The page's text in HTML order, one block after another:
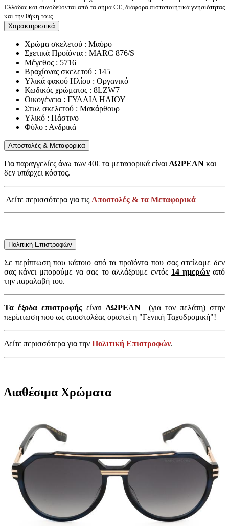
Ελλάδας και συνοδεύονται από τα σήμα CE, διάφορα πιστοποιητικά γνησιότητας
και την θήκη τους.
Χαρακτηριστικά
Χρώμα σκελετού : Μαύρο
Σχετικά Προϊόντα : MARC 876/S
Μέγεθος : 5716
Βραχίονας σκελετού : 145
Υλικά φακού Ηλίου : Οργανικό
Κωδικός χρώματος : 8LZW7
Οικογένεια : ΓΥΑΛΙΑ ΗΛΙΟΥ
Στυλ σκελετού : Μακάρθουρ
Υλικό : Πάστινο
Φύλο : Ανδρικά
Αποστολές & Μεταφορικά
Για παραγγελίες άνω των 40€ τα μεταφορικά είναιΔΩΡΕΑΝ και
δεν υπάρχει κόστος.
Δείτε περισσότερα για τις Αποστολές & τα Μεταφορικά
Πολιτική Επιστροφών
Σε περίπτωση που κάποιο από τα προϊόντα που σας στείλαμε δεν
σας κάνει μπορούμε να σας το αλλάξουμε εντός 14 ημερώναπό
την παραλαβή του.
Τα έξοδα επιστροφής είναι ΔΩΡΕΑΝ (για τον πελάτη) στην
περίπτωση που ως αποστολέας οριστεί η "Γενική Ταχυδρομική"!
Δείτε περισσότερα για την Πολιτική Επιστροφών.
Διαθέσιμα Χρώματα